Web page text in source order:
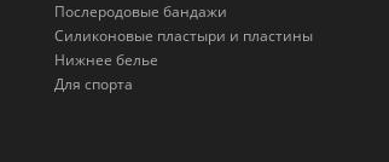
Послеродовые бандажи
Силиконовые пластыри и пластины
Нижнее белье
Для спорта